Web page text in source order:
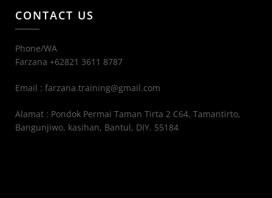
CONTACT US
Phone/WA
Farzana +62821 3611 8787
Email : farzana.training@gmail.com
Alamat : Pondok Permai Taman Tirta 2 C64, Tamantirto,
Bangunjiwo, kasihan, Bantul, DIY. 55184